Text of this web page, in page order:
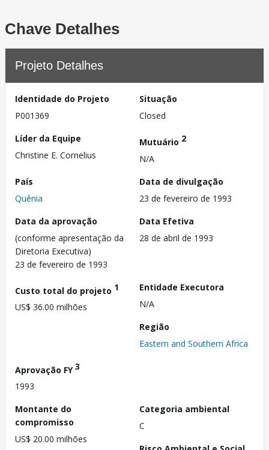
Chave Detalhes
Projeto Detalhes
Identidade do Projeto
P001369
Situação
Closed
Líder da Equipe
Christine E. Cornelius
Mutuário 2
N/A
País
Quênia
Data de divulgação
23 de fevereiro de 1993
Data da aprovação
(conforme apresentação da
Diretoria Executiva)
23 de fevereiro de 1993
Data Efetiva
28 de abril de 1993
Custo total do projeto 1
US$ 36.00 milhões
Entidade Executora
N/A
Região
Eastern and Southern Africa
Aprovação FY3
1993
Montante do
compromisso
US$ 20.00 milhões
Categoria ambiental
C